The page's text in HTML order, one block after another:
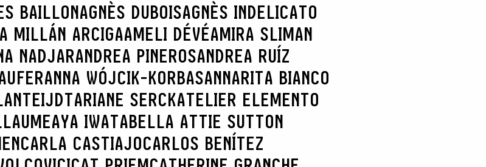
BAILLONAGNÈS DUBOISAGNÈS INDELICATO
MILLÁN ARCIGAAMELI DÉVÉAMIRA SLIMAN
NADJARANDREA PINEROSANDREA RUÍZ
ANNA WÓJCIK-KORBASANNARITA BIANCO
ARIANE SERCKATELIER ELEMENTO
AYA IWATABELLA ATTIE SUTTON
CARLA CASTIAJOCARLOS BENÍTEZ